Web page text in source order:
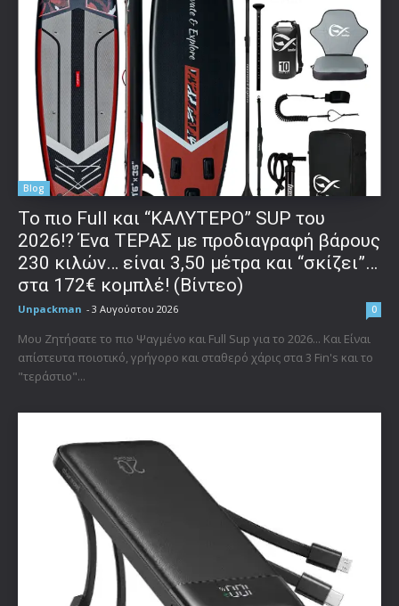
Blog
To πιο Full και “ΚΑΛΥΤΕΡΟ” SUP του
2026!? Ένα ΤΕΡΑΣ με προδιαγραφή βάρους
230 κιλών… είναι 3,50 μέτρα και “σκίζει”…
στα 172€ κομπλέ! (Βίντεο)
Unpackman - 3 Αυγούστου 2026 0
Μου Ζητήσατε το πιο Ψαγμένο και Full Sup για το 2026... Και Είναι
απίστευτα ποιοτικό, γρήγορο και σταθερό χάρις στα 3 Fin's και το
"τεράστιο"...